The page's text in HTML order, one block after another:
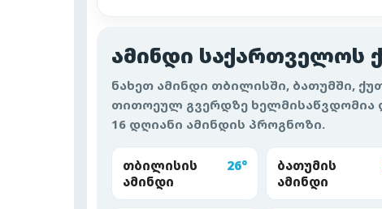
ამინდი საქართველოს
ნახეთ ამინდი თბილისში, ბათუმში,
თითოეულ გვერდზე ხელმისაწვდომია
16 დღიანი ამინდის პროგნოზი.
თბილისის
ამინდი
26°
ბათუმის
ამინდი